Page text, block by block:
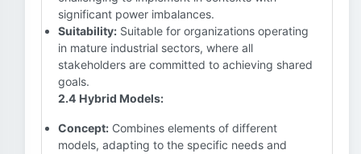
significant power imbalances.
Suitability: Suitable for organizations operating
in mature industrial sectors, where all
stakeholders are committed to achieving shared
goals.
2.4 Hybrid Models:
Concept: Combines elements of different
models, adapting to the specific needs and